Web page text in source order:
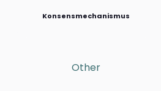
Konsensmechanismus
Other